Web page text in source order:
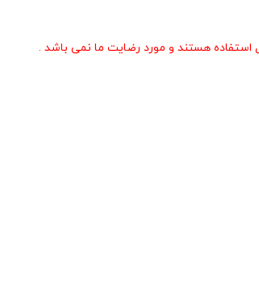
هستند و مورد رضایت ما نمی باشد .